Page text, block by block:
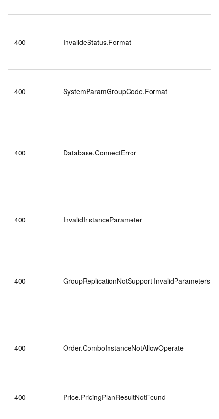
400 InvalideStatus.Format
400 SystemParamGroupCode.Format
400 Database.ConnectError
400 InvalidInstanceParameter
400 GroupReplicationNotSupport.InvalidParameters
400 Order.ComboInstanceNotAllowOperate
400 Price.PricingPlanResultNotFound